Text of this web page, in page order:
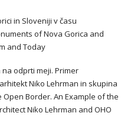
in Sloveniji v času
of Nova Gorica and
and Today
odprti meji. Primer
Niko Lehrman in skupina
Border. An Example of the
Niko Lehrman and OHO